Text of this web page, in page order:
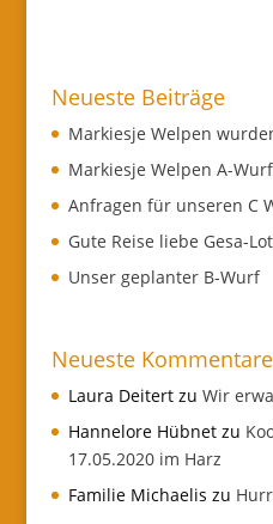
Neueste Beiträge
Markiesje Welpen
Markiesje Welpen A-
Anfragen für unseren C
Gute Reise liebe Gesa-
Unser geplanter B-Wurf
Neueste Kommentare
Laura Deitertzu Wir
Hannelore Hübnetzu
17.05.2020 im Harz
Familie Michaelis zu